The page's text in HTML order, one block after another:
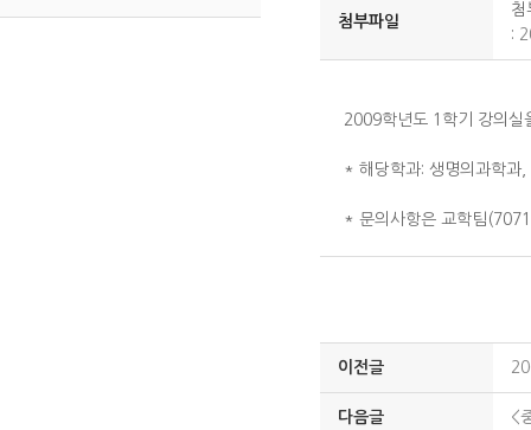
첨부파일
첨
:
2009학년도 1학기 강의실
* 해당학과: 생명의과학과
* 문의사항은 교학팀
이전글
다음글 <